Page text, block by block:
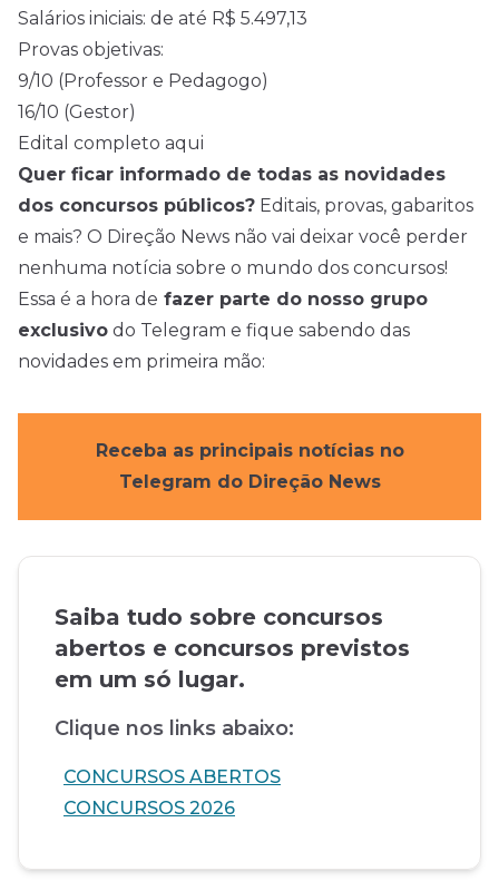
Salários iniciais: de até R$ 5.497,13
Provas objetivas:
9/10 (Professor e Pedagogo)
16/10 (Gestor)
Edital completo aqui
Quer ficar informado de todas as novidades
dos concursos públicos? Editais, provas, gabaritos
e mais? O Direção News não vai deixar você perder
nenhuma notícia sobre o mundo dos concursos!
Essa é a hora de fazer parte do nosso grupo
exclusivo do Telegram e fique sabendo das
novidades em primeira mão:
Receba as principais notícias no
Telegram do Direção News
Saiba tudo sobre concursos
abertos e concursos previstos
em um só lugar.
Clique nos links abaixo:
CONCURSOS ABERTOS
CONCURSOS 2026